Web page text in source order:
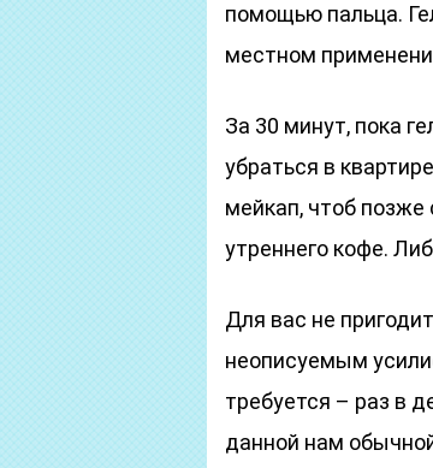
помощью пальца.
местном
За 30 минут, пока
убраться в
мейкап, чтоб позже
утреннего кофе.
Для вас не
неописуемым
требуется – раз в
данной нам